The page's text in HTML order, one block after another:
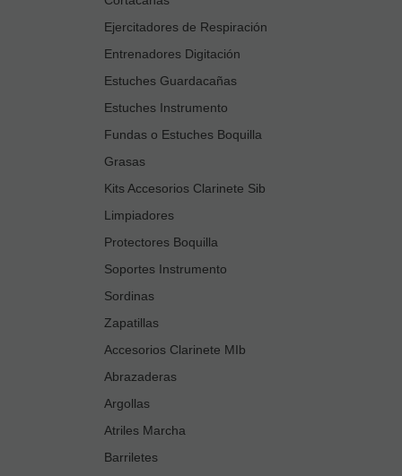
Ejercitadores de Respiración
Entrenadores Digitación
Estuches Guardacañas
Estuches Instrumento
Fundas o Estuches Boquilla
Grasas
Kits Accesorios Clarinete Sib
Limpiadores
Protectores Boquilla
Soportes Instrumento
Sordinas
Zapatillas
Accesorios Clarinete MIb
Abrazaderas
Argollas
Atriles Marcha
Barriletes